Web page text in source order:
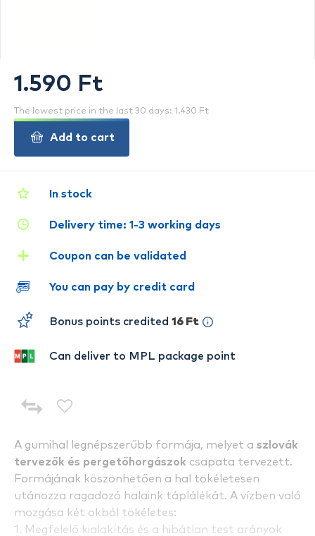
A gumihal legnépszerűbb formája, melyet a szlovák
tervezők és pergetőhorgászok csapata tervezett.
Formájának köszönhetően a hal tökéletesen
utánozza ragadozó halaink táplálékát. A vízben való
mozgása két okból tökéletes:
1. Megfelelő kialakítás és a hibátlan test arányok
In stock
Delivery time: 1-3 working days
Coupon can be validated
You can pay by credit card
Bonus points credited 16 Ft
Can deliver to MPL package point
1.590 Ft
The lowest price in the last 30 days: 1.430 Ft
Add to cart